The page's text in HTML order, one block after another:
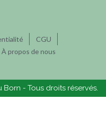
CGU
À propos de nous
- Tous droits réservés.​